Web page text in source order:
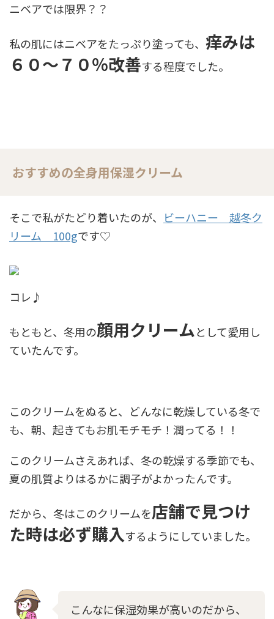
ニベアでは限界？？
私の肌にはニベアをたっぷり塗っても、 痒みは
６０～７０％改善する程度でした。
おすすめの全身用保湿クリーム
そこで私がたどり着いたのが、
ビーハニー 越冬ク
リーム 100gです♡
コレ♪
もともと、冬用の顔用クリームとして愛用し
ていたんです。
このクリームをぬると、どんなに乾燥している冬で
も、朝、起きてもお肌モチモチ！潤ってる！！
このクリームさえあれば、冬の乾燥する季節でも、
夏の肌質よりはるかに調子がよかったんです。
だから、冬はこのクリームを店舗で見つけ
た時は必ず購入するようにしていました。
こんなに保湿効果が高いのだから、